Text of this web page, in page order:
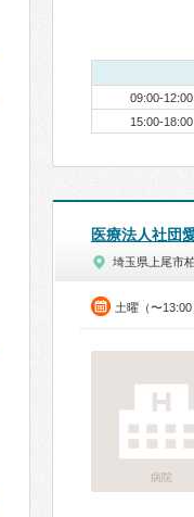
09:00-12:00
15:00-18:00
医療法人社団
埼玉県上尾市
土曜（〜13:00
病院